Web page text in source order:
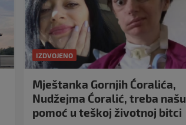
IZDVOJENO
Mještanka Gornjih Ćoralića,
Nudžejma Ćoralić, treba našu
pomoć u teškoj životnoj bitci